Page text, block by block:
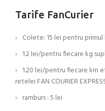
Tarife FanCurier
Colete: 15 lei pentru
1.2 lei/pentru fiecare kg
1.20 lei/pentru fiecare km
retelei FAN COURIER
ramburs : 5 lei